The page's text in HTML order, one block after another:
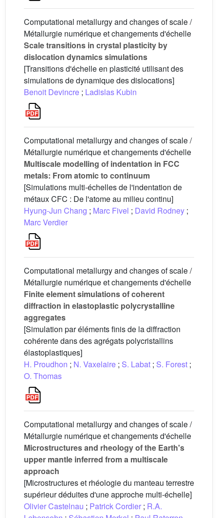
Computational metallurgy and changes of scale /
Métallurgie numérique et changements d'échelle
Scale transitions in crystal plasticity by
dislocation dynamics simulations
[Transitions d'échelle en plasticité utilisant des
simulations de dynamique des dislocations]
Benoit Devincre ; Ladislas Kubin
Computational metallurgy and changes of scale /
Métallurgie numérique et changements d'échelle
Multiscale modelling of indentation in FCC
metals: From atomic to continuum
[Simulations multi-échelles de l'indentation de
métaux CFC : De l'atome au milieu continu]
Hyung-Jun Chang ; Marc Fivel ; David Rodney ;
Marc Verdier
Computational metallurgy and changes of scale /
Métallurgie numérique et changements d'échelle
Finite element simulations of coherent
diffraction in elastoplastic polycrystalline
aggregates
[Simulation par éléments finis de la diffraction
cohérente dans des agrégats polycristallins
élastoplastiques]
H. Proudhon ; N. Vaxelaire ; S. Labat ; S. Forest ;
O. Thomas
Computational metallurgy and changes of scale /
Métallurgie numérique et changements d'échelle
Microstructures and rheology of the Earth's
upper mantle inferred from a multiscale
approach
[Microstructures et rhéologie du manteau terrestre
supérieur déduites d'une approche multi-échelle]
Olivier Castelnau ; Patrick Cordier ; R.A.